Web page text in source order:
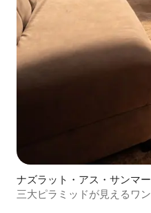
ナズラット・アス・サンマ
アパート
三大ピラミッドが見えるワ